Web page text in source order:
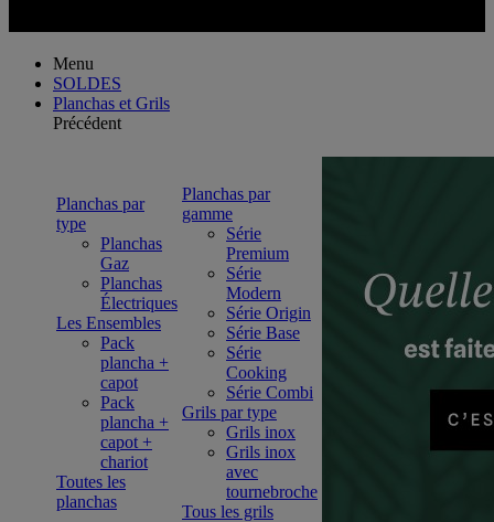
Menu
SOLDES
Planchas et Grils
Précédent
Planchas par
type
Planchas
Gaz
Planchas
Électriques
Les Ensembles
Pack
plancha +
capot
Pack
plancha +
capot +
chariot
Toutes les
planchas
Planchas par
gamme
Série
Premium
Série
Modern
Série Origin
Série Base
Série
Cooking
Série Combi
Grils par type
Grils inox
Grils inox
avec
tournebroche
Tous les grils